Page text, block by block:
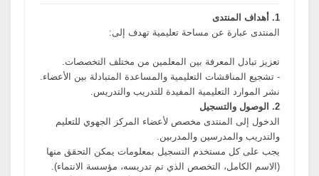
1. أهداف المنتدى
المنتدى عبارة عن مساحة تعليمية تهدف إلى:
تعزيز تبادل المعرفة بين المعلمين من مختلف التخصصات.
- تشجيع المناقشات التعليمية والمساعدة المتبادلة بين الأعضاء.
نشر الموارد التعليمية المفيدة للتدريب والتدريس.
2. الوصول والتسجيل
الدخول إلى المنتدى مخصص لأعضاء المركز الجهوي للتعليم
والتدريب والمدرسين والمدربين.
يجب على كل مستخدم التسجيل بمعلومات يمكن التحقق منها
(الاسم الكامل، التخصص الذي تم تدريسه، مؤسسة الانتماء).